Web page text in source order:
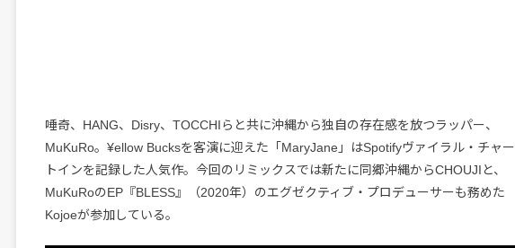
唾奇、HANG、Disry、TOCCHIらと共に沖縄から独自の存在感を放つラッパー、
MuKuRo。¥ellow Bucksを客演に迎えた「MaryJane」はSpotifyヴァイラル・チャー
トインを記録した人気作。今回のリミックスでは新たに同郷沖縄からCHOUJIと、
MuKuRoのEP『BLESS』（2020年）のエグゼクティブ・プロデューサーも務めた
Kojoeが参加している。